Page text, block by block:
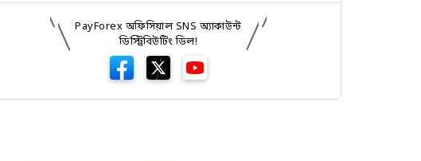
PayForex অফিসিয়াল SNS অ্যাকাউন্ট
ডিস্ট্রিবিউটিং ডিল!